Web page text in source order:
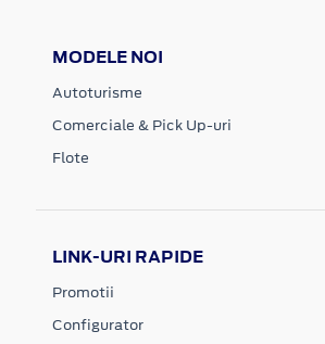
MODELE NOI
Autoturisme
Comerciale & Pick Up-uri
Flote
LINK-URI RAPIDE
Promotii
Configurator